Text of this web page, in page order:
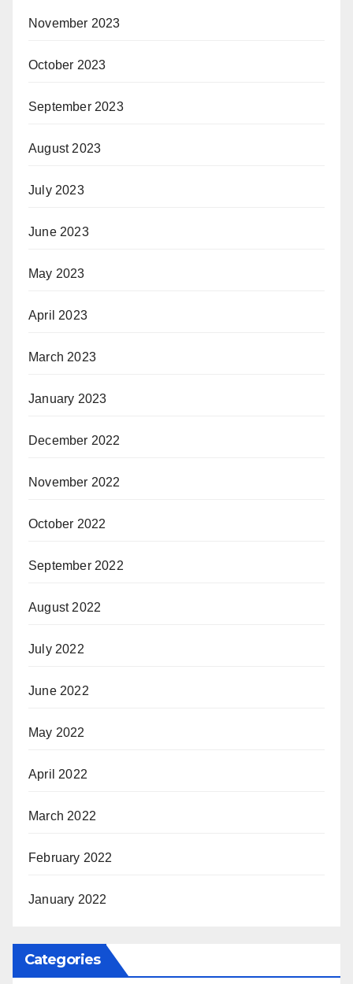
November 2023
October 2023
September 2023
August 2023
July 2023
June 2023
May 2023
April 2023
March 2023
January 2023
December 2022
November 2022
October 2022
September 2022
August 2022
July 2022
June 2022
May 2022
April 2022
March 2022
February 2022
January 2022
Categories